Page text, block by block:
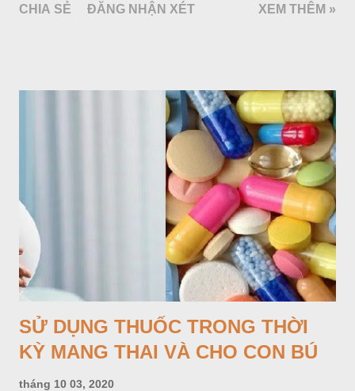
lâm sàng của HPQ là cơn khó thở khò khè, chủ yếu là khó thở
CHIA SẺ ĐĂNG NHẬN XÉT XEM THÊM »
SỬ DỤNG THUỐC TRONG THỜI
KỲ MANG THAI VÀ CHO CON BÚ
tháng 10 03, 2020